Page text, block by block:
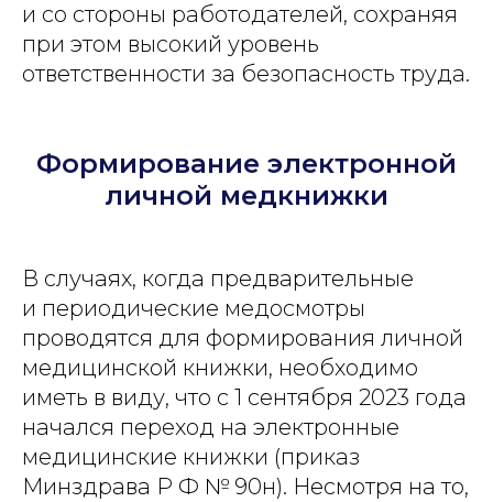
и со стороны работодателей, сохраняя
при этом высокий уровень
ответственности за безопасность труда.
Формирование электронной
личной медкнижки
В случаях, когда предварительные
и периодические медосмотры
проводятся для формирования личной
медицинской книжки, необходимо
иметь в виду, что с 1 сентября 2023 года
начался переход на электронные
медицинские книжки (приказ
Минздрава Р Ф № 90н). Несмотря на то,